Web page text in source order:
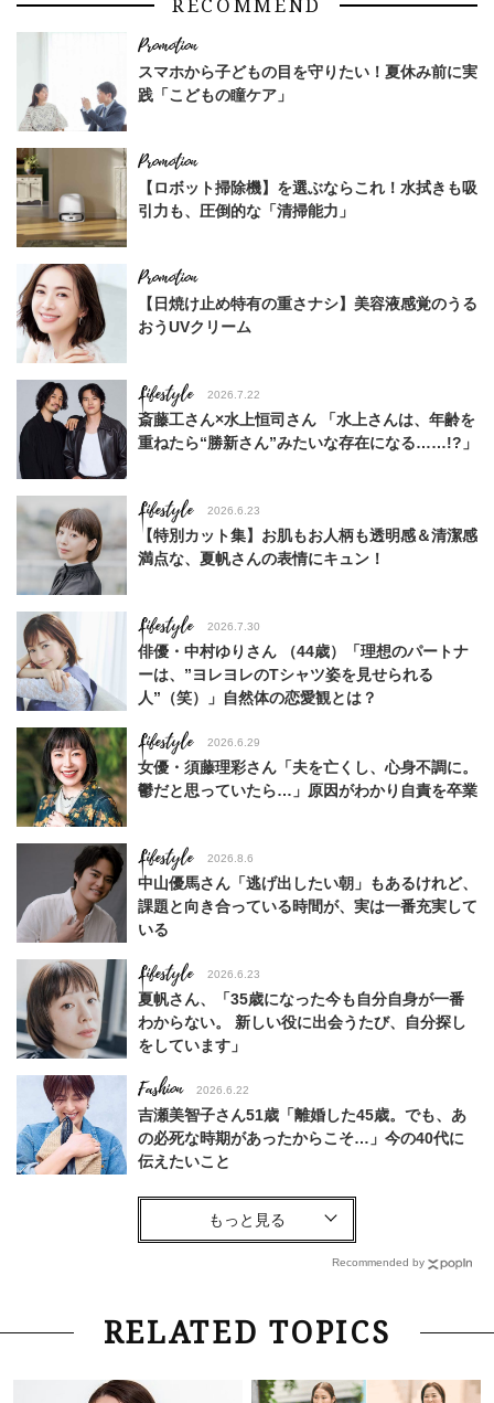
RECOMMEND
スマホから子どもの目を守りたい！夏休み前に実
践「こどもの瞳ケア」
【ロボット掃除機】を選ぶならこれ！水拭きも吸
引力も、圧倒的な「清掃能力」
【日焼け止め特有の重さナシ】美容液感覚のうる
おうUVクリーム
Lifestyle 2026.7.22
斎藤工さん×水上恒司さん 「水上さんは、年齢を
重ねたら“勝新さん”みたいな存在になる……!?」
Lifestyle 2026.6.23
【特別カット集】お肌もお人柄も透明感＆清潔感
満点な、夏帆さんの表情にキュン！
Lifestyle 2026.7.30
俳優・中村ゆりさん （44歳）「理想のパートナ
ーは、”ヨレヨレのTシャツ姿を見せられる
人”（笑）」自然体の恋愛観とは？
Lifestyle 2026.6.29
女優・須藤理彩さん「夫を亡くし、心身不調に。
鬱だと思っていたら…」原因がわかり自責を卒業
Lifestyle 2026.8.6
中山優馬さん「逃げ出したい朝」もあるけれど、
課題と向き合っている時間が、実は一番充実して
いる
Lifestyle 2026.6.23
夏帆さん、「35歳になった今も自分自身が一番
わからない。 新しい役に出会うたび、自分探し
をしています」
Fashion 2026.6.22
吉瀬美智子さん51歳「離婚した45歳。でも、あ
の必死な時期があったからこそ…」今の40代に
伝えたいこと
Fashion
【40代コンサバ派】白Tシャツは「パール×ゴー
Lifestyle 2026.7.29
「お若いですね」は褒め言葉？“若い＝美しい”と
ーレス連載22】
Recommended by
RELATED TOPICS